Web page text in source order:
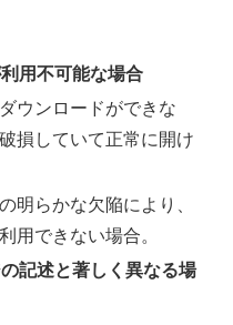
用不可能な場合
ウンロードができな
損していて正常に開け
明らかな欠陥により、
用できない場合。
記述と著しく異なる場